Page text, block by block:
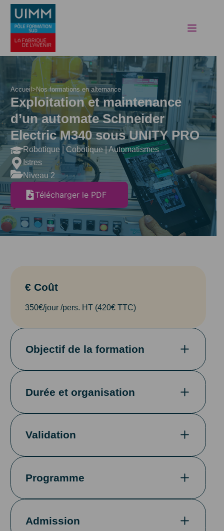
Skip
content
Accueil> Nos formations en alternance
Exploitation et maintenance
d’un automate Schneider
Electric M340 sous UNITY PRO
Robotique | Cobotique | Automatismes
Istres
Niveau 2
Télécharger le PDF
€ Coût
350€/jour /pers. HT (420€ TTC)
Objectif de la formation
Durée et organisation
Validation
Programme
Admission